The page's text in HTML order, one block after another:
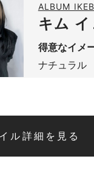
キム
ALBUM
得意なイメ
ナチュラル
ル詳細を見る